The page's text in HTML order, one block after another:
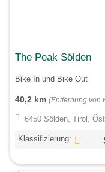
The Peak Sölden
Bike In und Bike Out
40,2 km (Entfernung von
6450 Sölden, Tirol,
Klassifizierung: